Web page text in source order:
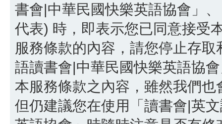
書會|中華民國快樂英語協會」
代表) 時，即表示您已同意接受
服務條款的內容，請您停止存
語讀書會|中華民國快樂英語協
本服務條款之內容，雖然我們
但仍建議您在使用「讀書會|英